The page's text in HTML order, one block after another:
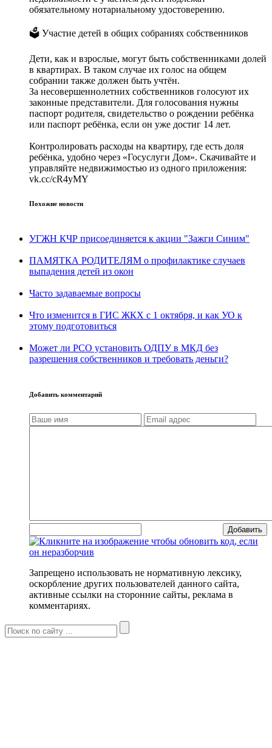
обязательному нотариальному удостоверению.
🗳 Участие детей в общих собраниях собственников
Дети, как и взрослые, могут быть собственниками долей
в квартирах. В таком случае их голос на общем
собрании также должен быть учтён.
За несовершеннолетних собственников голосуют их
законные представители. Для голосования нужны
паспорт родителя, свидетельство о рождении ребёнка
или паспорт ребёнка, если он уже достиг 14 лет.
Контролировать расходы на квартиру, где есть доля
ребёнка, удобно через «Госуслуги Дом». Скачивайте и
управляйте недвижимостью из одного приложения:
vk.cc/cR4yMY
Похожие новости
УГЖН КЧР присоединяется к акции "Зажги Синим"
ПАМЯТКА РОДИТЕЛЯМ о профилактике случаев
выпадения детей из окон
Часто задаваемые вопросы
Что изменится в ГИС ЖКХ с 1 октября, и как УО к
этому подготовиться
Может ли РСО установить ОДПУ в МКД без
разрешения собственников и требовать деньги?
Добавить комментарий
Добавить
Запрещено использовать не нормативную лексику,
оскорбление других пользователей данного сайта,
активные ссылки на сторонние сайты, реклама в
комментариях.